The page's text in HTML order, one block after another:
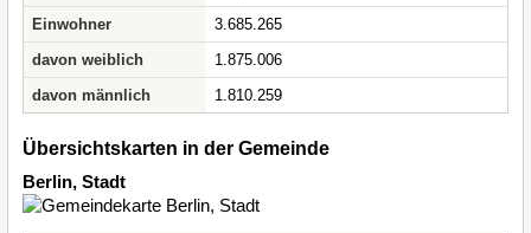
Einwohner
3.685.265
davon weiblich
1.875.006
davon männlich
1.810.259
Übersichtskarten in der Gemeinde
Berlin, Stadt